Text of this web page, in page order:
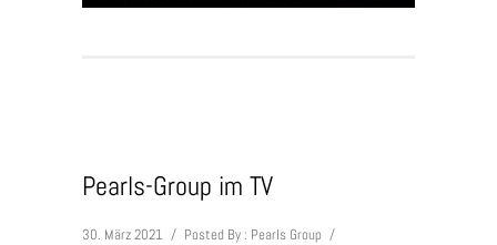
Pearls-Group im TV
30. März 2021 / Posted By : Pearls Group /